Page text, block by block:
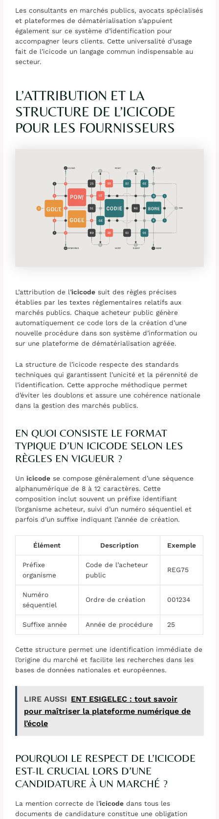
Les consultants en marchés publics, avocats spécialisés
et plateformes de dématérialisation s’appuient
également sur ce système d’identification pour
accompagner leurs clients. Cette universalité d’usage
fait de l’icicode un langage commun indispensable au
secteur.
L’ATTRIBUTION ET LA
STRUCTURE DE L’ICICODE
POUR LES FOURNISSEURS
L’attribution de l’icicode suit des règles précises
établies par les textes réglementaires relatifs aux
marchés publics. Chaque acheteur public génère
automatiquement ce code lors de la création d’une
nouvelle procédure dans son système d’information ou
sur une plateforme de dématérialisation agréée.
La structure de l’icicode respecte des standards
techniques qui garantissent l’unicité et la pérennité de
l’identification. Cette approche méthodique permet
d’éviter les doublons et assure une cohérence nationale
dans la gestion des marchés publics.
EN QUOI CONSISTE LE FORMAT
TYPIQUE D’UN ICICODE SELON LES
RÈGLES EN VIGUEUR ?
Unicicode se compose généralement d’une séquence
alphanumérique de 8 à 12 caractères. Cette
composition inclut souvent un préfixe identifiant
l’organisme acheteur, suivi d’un numéro séquentiel et
parfois d’un suffixe indiquant l’année de création.
Élément Description Exemple
Préfixe
organisme
Code de l’acheteur
public
REG75
Numéro
séquentiel
Ordre de création 001234
Suffixe année Année de procédure 25
Cette structure permet une identification immédiate de
l’origine du marché et facilite les recherches dans les
bases de données nationales et européennes.
LIRE AUSSI ENT ESIGELEC : tout savoir
pour maîtriser la plateforme numérique de
l’école
POURQUOI LE RESPECT DE L’ICICODE
EST-IL CRUCIAL LORS D’UNE
CANDIDATURE À UN MARCHÉ ?
La mention correcte de l’icicode dans tous les
documents de candidature constitue une obligation